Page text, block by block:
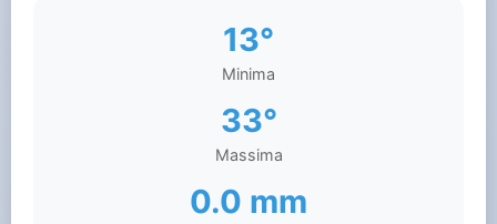
13°
Minima
33°
Massima
0.0 mm